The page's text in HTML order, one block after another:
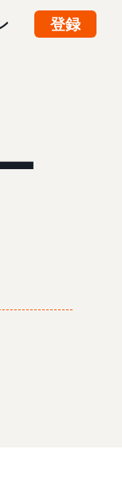
登録